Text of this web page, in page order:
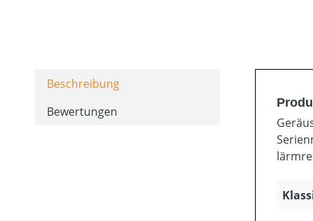
Beschreibung
Bewertungen